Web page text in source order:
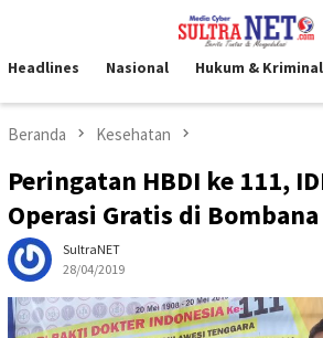
kontenMobile
Headlines Nasional Hukum & Kriminal
Beranda Kesehatan
Peringatan HBDI ke 111,
Operasi Gratis di Bombana
SultraNET
28/04/2019